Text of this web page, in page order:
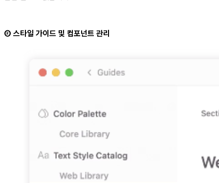
② 스타일 가이드 및 컴포넌트 관리